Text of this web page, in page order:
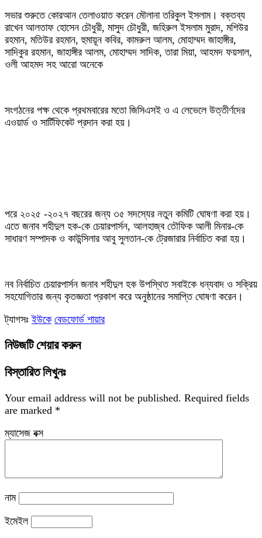
‎সভার শুরুতে কোরআন তেলাওয়াত করেন মৌলানা তরিকুল ইসলাম। বক্তব্য
রাখেন আলতাফ হোসেন চৌধুরী, মাসুদ চৌধুরী, জহিরুল ইসলাম মুরাদ, মশিউর
রহমান, মতিউর রহমান, হুমায়ূন কবির, কামরুল আলম, মোহাম্মদ জাহাঙ্গীর,
সাদিকুর রহমান, জাহাঙ্গীর আলম, মোহাম্মদ সাদিক, তারা মিয়া, আহমদ ফয়সাল,
ওলী আহমদ সহ আরো অনেকে
‎সংগঠনের পক্ষ থেকে প্রথমবারের মতো জিসিএসই ও এ লেভেলে উত্তীর্ণদের
এওয়ার্ড ও সার্টিফিকেট প্রদান করা হয়।
‎পরে ২০২৫ -২০২৭ বছরের জন্য ৩৫ সদস্যের নতুন কমিটি ঘোষণা করা হয়।
এতে জনাব শহীদুল হক-কে চেয়ারপার্সন, আলহাজ্ব তৌফিক আলী মিনার-কে
সাধারণ সম্পাদক ও কাউন্সিলার আবু সুলতান-কে ট্রেজারার নির্বাচিত করা হয়।
‎নব নির্বাচিত চেয়ারপার্সন জনাব শহীদুল হক উপস্থিত সবাইকে ধন্যবাদ ও সক্রিয়
সহযোগিতার জন্য কৃতজ্ঞতা প্রকাশ করে অনুষ্ঠানের সমাপ্তি ঘোষণা করেন।
ট্যাগসঃইউকে বেডফোর্ড শায়ার
নিউজটি শেয়ার করুন
বিস্তারিত লিখুনঃ
Your email address will not be published. Required fields
are marked *
ম্যাসেজ বক্স
নাম
ইমেইল